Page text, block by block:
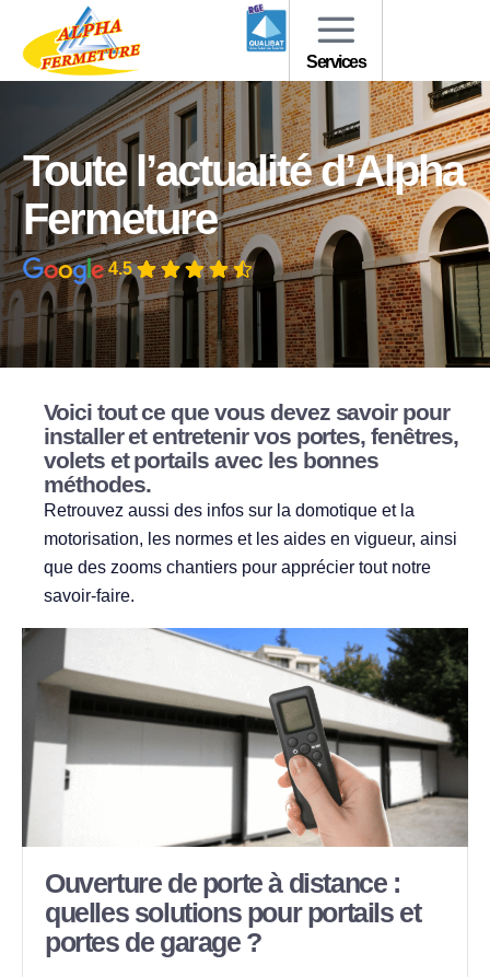
Services
Toute l’actualité d’Alpha
Fermeture
4.5
Voici tout ce que vous devez savoir pour
installer et entretenir vos portes, fenêtres,
volets et portails avec les bonnes
méthodes.
Retrouvez aussi des infos sur la domotique et la
motorisation, les normes et les aides en vigueur, ainsi
que des zooms chantiers pour apprécier tout notre
savoir‑faire.
Ouverture de porte à distance :
quelles solutions pour portails et
portes de garage ?